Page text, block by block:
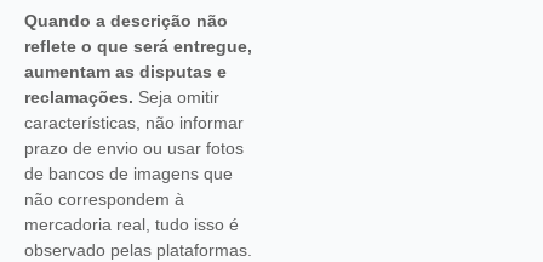
Quando a descrição não
reflete o que será entregue,
aumentam as disputas e
reclamações. Seja omitir
características, não informar
prazo de envio ou usar fotos
de bancos de imagens que
não correspondem à
mercadoria real, tudo isso é
observado pelas plataformas.